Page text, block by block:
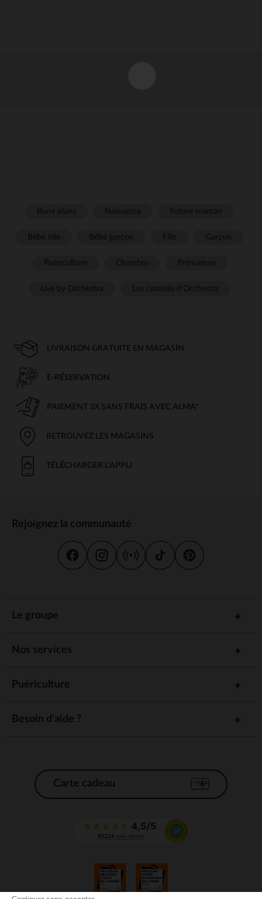
LIVRAISON GRATUITE EN MAGASIN
E-RÉSERVATION
PAIEMENT 3X SANS FRAIS AVEC ALMA*
RETROUVEZ LES MAGASINS
TÉLÉCHARGER L'APPLI
Rejoignez la communauté
Le groupe
Nos services
Puériculture
Besoin d'aide ?
Carte cadeau